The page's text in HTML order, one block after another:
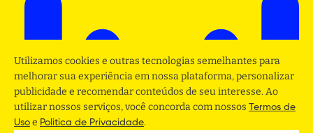
Utilizamos cookies e outras tecnologias semelhantes para
melhorar sua experiência em nossa plataforma, personalizar
publicidade e recomendar conteúdos de seu interesse. Ao
utilizar nossos serviços, você concorda com nossos Termos de
Uso e Politica de Privacidade.